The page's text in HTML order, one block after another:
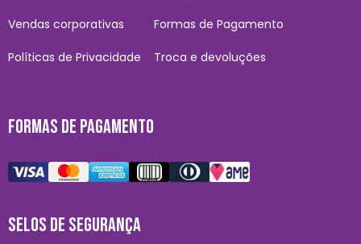
Vendas corporativas
Políticas de Privacidade
Formas de Pagamento
Troca e devoluções
FORMAS DE PAGAMENTO
SELOS DE SEGURANÇA